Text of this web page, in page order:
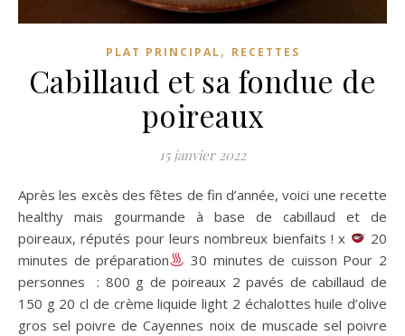
PLAT PRINCIPAL, RECETTES
Cabillaud et sa fondue de
poireaux
15 janvier 2022
Après les excès des fêtes de fin d’année, voici une recette
healthy mais gourmande à base de cabillaud et de
poireaux, réputés pour leurs nombreux bienfaits ! x
20
minutes de préparation
30 minutes de cuisson Pour 2
personnes : 800 g de poireaux 2 pavés de cabillaud de
150 g 20 cl de crème liquide light 2 échalottes huile d’olive
gros sel poivre de Cayennes noix de muscade sel poivre